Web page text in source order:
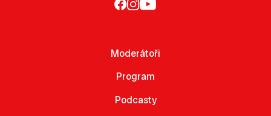
Moderátoři
Program
Podcasty